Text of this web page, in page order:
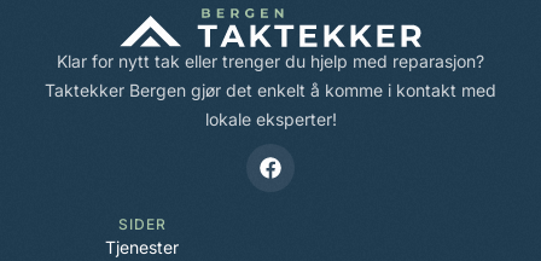
Klar for nytt tak eller trenger du hjelp med reparasjon?
Taktekker Bergen gjør det enkelt å komme i kontakt med
lokale eksperter!
SIDER
Tjenester